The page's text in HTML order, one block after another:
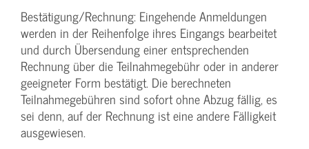
Bestätigung­/Rechnung: Eingehende Anmeldungen
werden in der Reihenfolge ihres Eingangs bearbeitet
und durch Übersendung einer entsprechenden
Rechnung über die Teilnahmegebühr oder in anderer
geeigneter Form bestätigt. Die berechneten
Teilnahmegebühren sind sofort ohne Abzug fällig, es
sei denn, auf der Rechnung ist eine andere Fälligkeit
ausgewiesen.